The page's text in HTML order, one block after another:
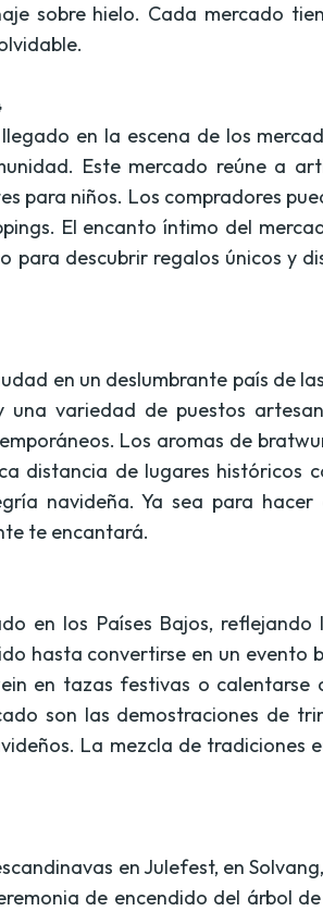
sobre hielo. Cada mercado
en la escena de los
Este mercado reúne a
para niños. Los compradores
El encanto íntimo del
para descubrir regalos únicos y
en un deslumbrante país de
variedad de puestos
Los aromas de
distancia de lugares históricos
navideña. Ya sea para
te encantará.
en los Países Bajos,
hasta convertirse en un evento
en tazas festivas o
son las demostraciones de
La mezcla de tradiciones
en Julefest, en
de encendido del árbol